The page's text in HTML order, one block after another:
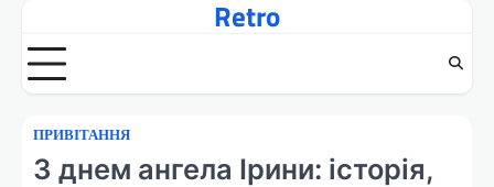
вмісту
Retro
ПРИВІТАННЯ
З днем ангела Ірини: історія,